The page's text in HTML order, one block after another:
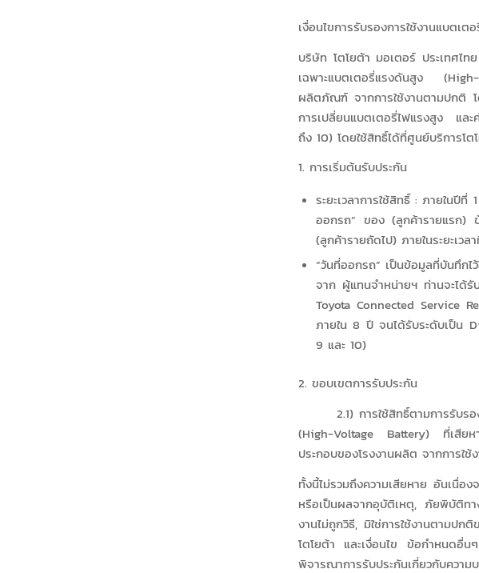
เงื่อนไขการรับรองการใช้งานแบตเต
บริษัท โตโยต้า มอเตอร์ ประเทศไ
เฉพาะแบตเตอรี่แรงดันสูง
ผลิตภัณฑ์ จากการใช้งานตามปกติ โ
การเปลี่ยนแบตเตอรี่ไฟแรงสูง และ
ถึง 10) โดยใช้สิทธิ์ได้ที่ศูนย์บริการโต
1. การเริ่มต้นรับประกัน
ระยะเวลาการใช้สิทธิ์ : ภายในปีที่
ออกรถ” ของ (ลูกค้ารายแรก)
(ลูกค้ารายถัดไป) ภายในระยะเว
“วันที่ออกรถ” เป็นข้อมูลที่บันทึกไ
จาก ผู้แทนจำหน่ายฯ ท่านจะได้รั
Toyota Connected Service
ภายใน 8 ปี จนได้รับระดับเป็น
9 และ 10)
2. ขอบเขตการรับประกัน
2.1) การใช้สิทธิ์ตามการรับรอง
(High-Voltage Battery) ที่เสียห
ประกอบของโรงงานผลิต จากการใช้
ทั้งนี้ไม่รวมถึงความเสียหาย อันเนื่
หรือเป็นผลจากอุบัติเหตุ, ภัยพิบัติท
งานไม่ถูกวิธี, มิใช่การใช้งานตามป
โตโยต้า และเงื่อนไข ข้อกำหนดอื่
พิจารณาการรับประกันเกี่ยวกับคว